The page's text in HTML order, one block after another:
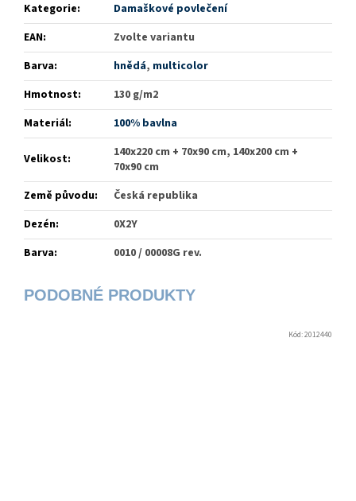
Kategorie:
Damaškové povlečení
EAN:
Zvolte variantu
Barva: hnědá, multicolor
Hmotnost:
130 g/m2
Materiál: 100% bavlna
Velikost:
140x220 cm + 70x90 cm, 140x200 cm +
70x90 cm
Země původu:
Česká republika
Dezén:
0X2Y
Barva: 0010 / 00008G rev.
Kód:2012440